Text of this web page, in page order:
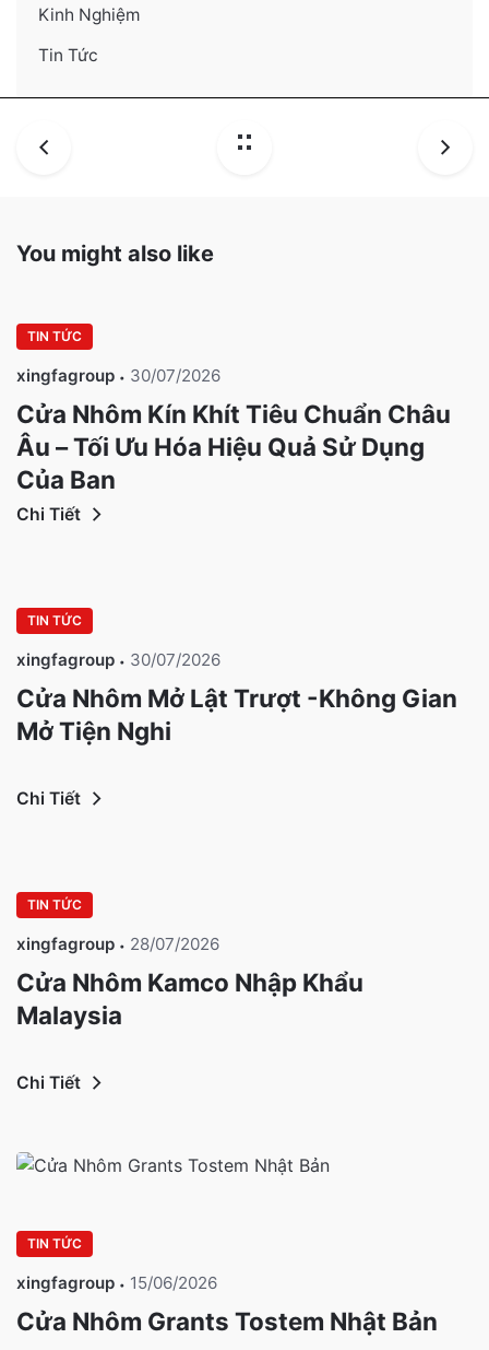
Kinh Nghiệm
Tin Tức
You might also like
TIN TỨC
xingfagroup 30/07/2026
Cửa Nhôm Kín Khít Tiêu Chuẩn Châu
Âu – Tối Ưu Hóa Hiệu Quả Sử Dụng
Của Bạn
Chi Tiết
TIN TỨC
xingfagroup 30/07/2026
Cửa Nhôm Mở Lật Trượt -Không Gian
Mở Tiện Nghi
Chi Tiết
TIN TỨC
xingfagroup 28/07/2026
Cửa Nhôm Kamco Nhập Khẩu
Malaysia
Chi Tiết
TIN TỨC
xingfagroup 15/06/2026
Cửa Nhôm Grants Tostem Nhật Bản